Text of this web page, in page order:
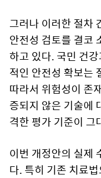
그러나 이러한 절차
안전성 검토를 결코
하고 있다. 국민 건
적인 안전성 확보는
따라서 위험성이 존
증되지 않은 기술에
격한 평가 기준이 그
이번 개정안의 실제
다. 특히 기존 치료